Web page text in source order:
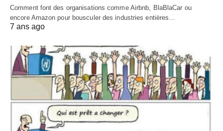
Comment font des organisations comme Airbnb, BlaBlaCar ou
encore Amazon pour bousculer des industries entières…
7 ans ago